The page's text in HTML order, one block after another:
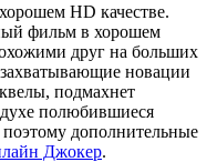
HD качестве.
фильм в хорошем
друг на больших
новации
подмахнет
полюбившиеся
дополнительные
Джокер.